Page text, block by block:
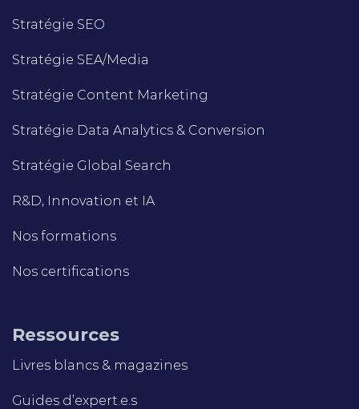
Stratégie SEO
Stratégie SEA/Media
Stratégie Content Marketing
Stratégie Data Analytics & Conversion
Stratégie Global Search
R&D, Innovation et IA
Nos formations
Nos certifications
Ressources
Livres blancs & magazines
Guides d’expert.e.s